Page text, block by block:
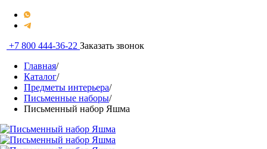
+7 800 444-36-22 Заказать звонок
Главная/
Каталог/
Предметы интерьера/
Письменные наборы/
Письменный набор Яшма